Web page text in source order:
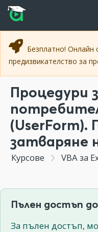
Прескочи към основното
Прескочи към навигацията
Безплатно! Онлайн
предизвикателство за
Процедури
(UserForm).
затваряне
Курсове VBA за
Пълен достъп
За пълен достъп,